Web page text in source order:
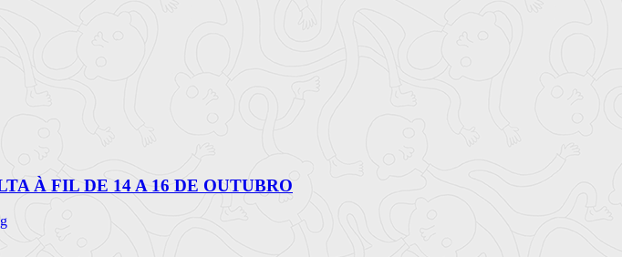
À FIL DE 14 A 16 DE OUTUBRO